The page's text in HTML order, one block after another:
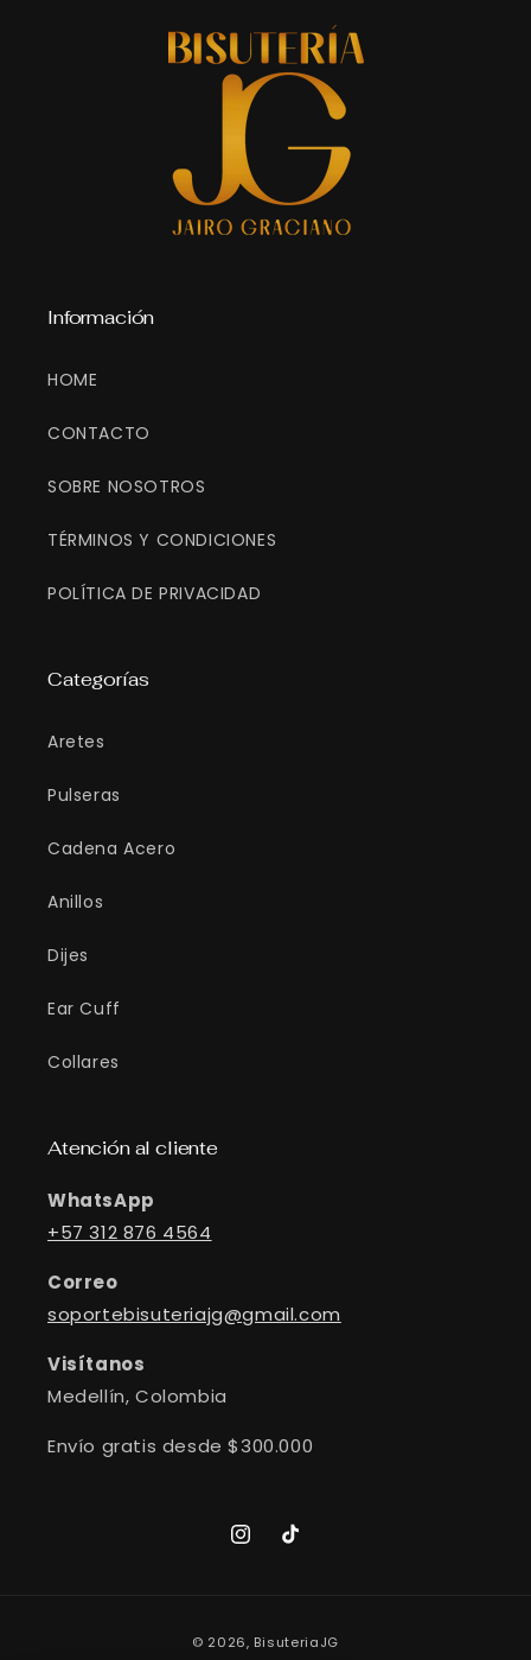
Información
HOME
CONTACTO
SOBRE NOSOTROS
TÉRMINOS Y CONDICIONES
POLÍTICA DE PRIVACIDAD
Categorías
Aretes
Pulseras
Cadena Acero
Anillos
Dijes
Ear Cuff
Collares
Atención al cliente
WhatsApp
+57 312 876 4564
Correo
soportebisuteriajg@gmail.com
Visítanos
Medellín, Colombia
Envío gratis desde $300.000
Instagram
TikTok
© 2026, BisuteriaJG